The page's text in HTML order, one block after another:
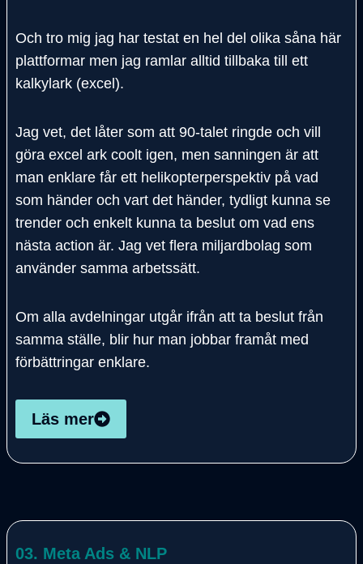
Och tro mig jag har testat en hel del olika såna här
plattformar men jag ramlar alltid tillbaka till ett
kalkylark (excel).
Jag vet, det låter som att 90-talet ringde och vill
göra excel ark coolt igen, men sanningen är att
man enklare får ett helikopterperspektiv på vad
som händer och vart det händer, tydligt kunna se
trender och enkelt kunna ta beslut om vad ens
nästa action är. Jag vet flera miljardbolag som
använder samma arbetssätt.
Om alla avdelningar utgår ifrån att ta beslut från
samma ställe, blir hur man jobbar framåt med
förbättringar enklare.
Läs mer
03. Meta Ads & NLP